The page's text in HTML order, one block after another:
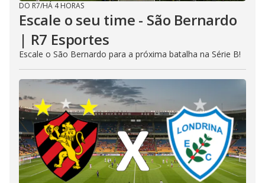
DO R7/HÁ 4 HORAS
Escale o seu time - São Bernardo
| R7 Esportes
Escale o São Bernardo para a próxima batalha na Série B!